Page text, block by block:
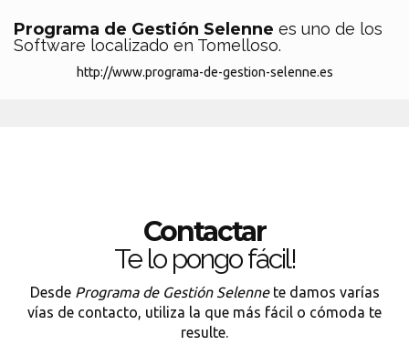
Programa de Gestión Selenne es uno de los
Software localizado en Tomelloso.
http://www.programa-de-gestion-selenne.es
Contactar
Te lo pongo fácil!
Desde Programa de Gestión Selennete damos varías
vías de contacto, utiliza la que más fácil o cómoda te
resulte.